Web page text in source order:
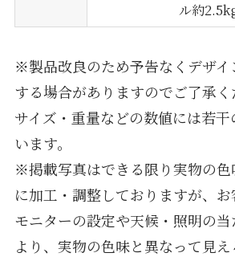
ル約
※製品改良のため予告なくデザイ
する場合がありますのでご了承く
サイズ・重量などの数値には若
います。
※掲載写真はできる限り実物の色
に加工・調整しておりますが、
モニターの設定や天候・照明の
より、実物の色味と異なって見